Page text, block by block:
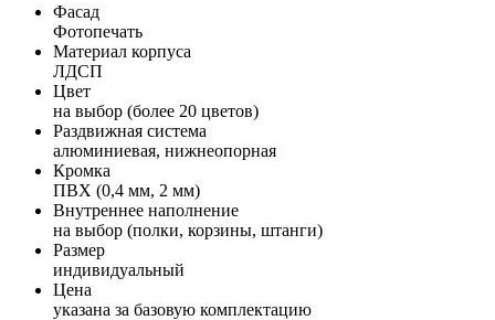
Фасад
Фотопечать
Материал корпуса
ЛДСП
Цвет
на выбор (более 20 цветов)
Раздвижная система
алюминиевая, нижнеопорная
Кромка
ПВХ (0,4 мм, 2 мм)
Внутреннее наполнение
на выбор (полки, корзины, штанги)
Размер
индивидуальный
Цена
указана за базовую комплектацию